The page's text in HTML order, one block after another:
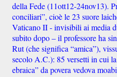
della Fede (11ott12-24nov13).
conciliari”, cioè le 23 suore
Vaticano II - invisibili ai media
subito dopo – il professore ha
Rut (che significa “amica”),
secolo A.C.): 85 versetti in cui
ebraica” da povera vedova